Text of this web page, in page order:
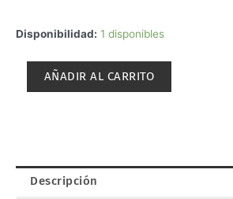
Disponibilidad: 1 disponibles
MANGUETAS
AÑADIR AL CARRITO
Descripción